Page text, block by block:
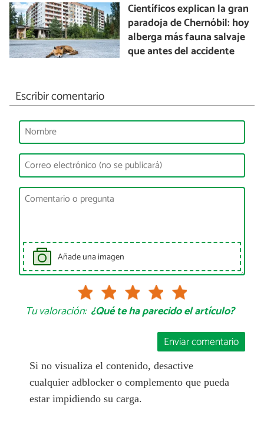
Científicos explican la gran
paradoja de Chernóbil: hoy
alberga más fauna salvaje
que antes del accidente
Escribir comentario
Añade una imagen
Tu valoración: ¿Qué te ha parecido el artículo?
Enviar comentario
Si no visualiza el contenido, desactive
cualquier adblocker o complemento que pueda
estar impidiendo su carga.